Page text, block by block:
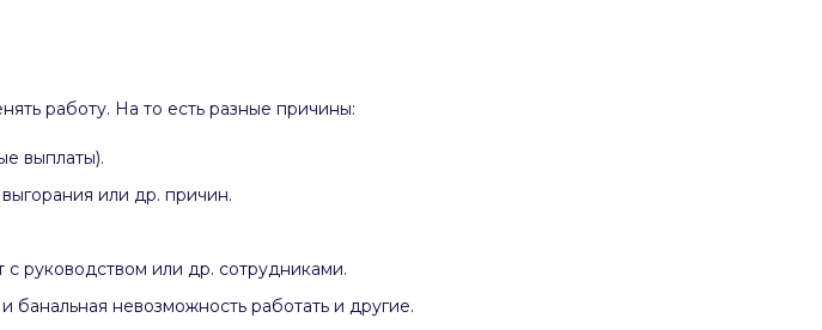
работу. На то есть разные причины:
выплаты).
или др. причин.
с руководством или др. сотрудниками.
невозможность работать и другие.